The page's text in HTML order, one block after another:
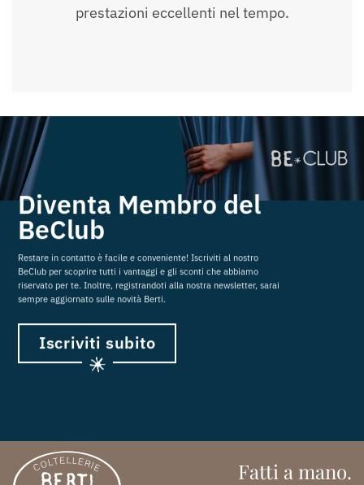
prestazioni eccellenti nel tempo.
Diventa Membro del
BeClub
Restare in contatto è facile e conveniente! Iscriviti al nostro
BeClub per scoprire tutti i vantaggi e gli sconti che abbiamo
riservato per te. Inoltre, registrandoti alla nostra newsletter, sarai
sempre aggiornato sulle novità Berti.
Iscriviti subito
Fatti a mano.